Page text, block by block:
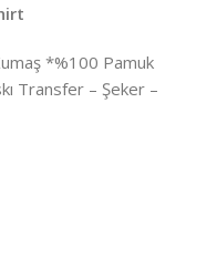
*%100 Pamuk
Transfer – Şeker –